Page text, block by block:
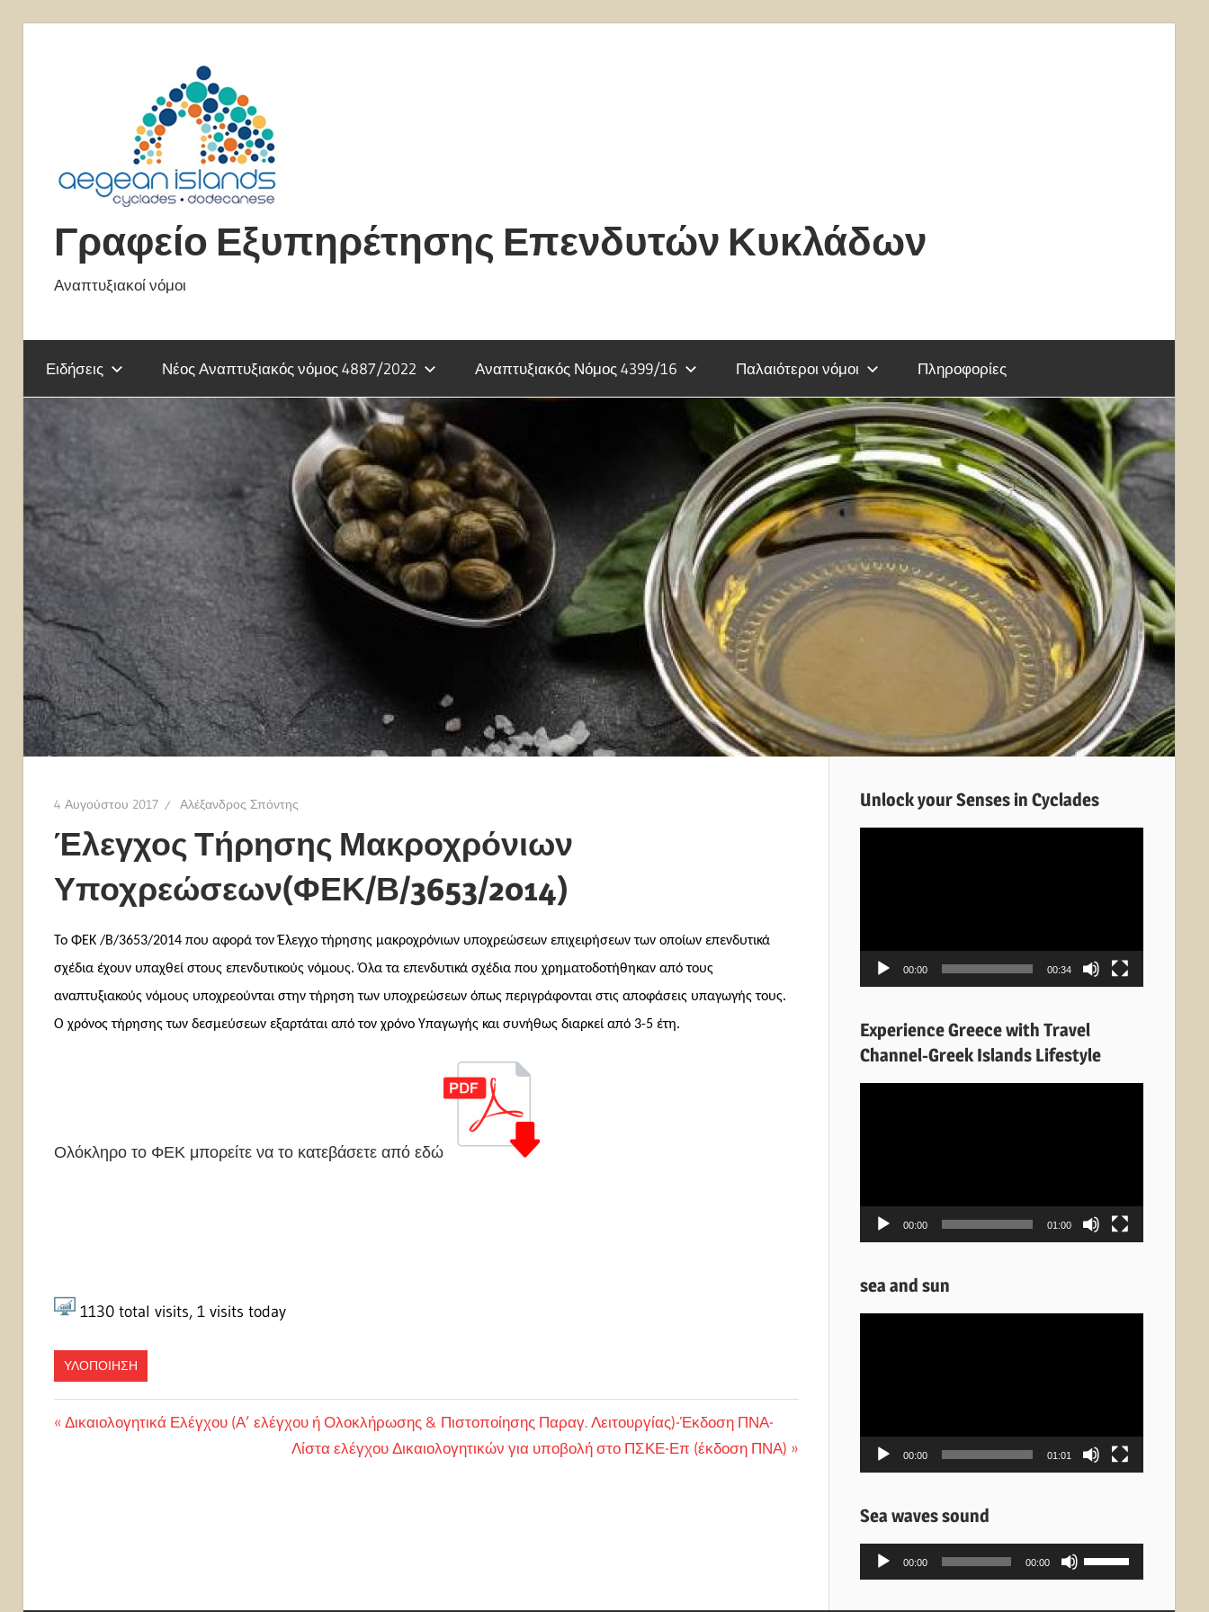
Γραφείο Εξυπηρέτησης Επενδυτών Κυκλάδων
Αναπτυξιακοί νόμοι
Ειδήσεις Νέος Αναπτυξιακός νόμος 4887/2022 Αναπτυξιακός Νόμος 4399/16 Παλαιότεροι νόμοι Πληροφορίες
4 Αυγούστου 2017 Αλέξανδρος Σπόντης
Έλεγχος Τήρησης Μακροχρόνιων
Υποχρεώσεων(ΦΕΚ/Β/3653/2014)
Το ΦΕΚ /Β/3653/2014 που αφορά τον Έλεγχο τήρησης μακροχρόνιων υποχρεώσεων επιχειρήσεων των οποίων επενδυτικά
σχέδια έχουν υπαχθεί στους επενδυτικούς νόμους. Όλα τα επενδυτικά σχέδια που χρηματοδοτήθηκαν από τους
αναπτυξιακούς νόμους υποχρεούνται στην τήρηση των υποχρεώσεων όπως περιγράφονται στις αποφάσεις υπαγωγής τους.
Ο χρόνος τήρησης των δεσμεύσεων εξαρτάται από τον χρόνο Υπαγωγής και συνήθως διαρκεί από 3-5 έτη.
Ολόκληρο το ΦΕΚ μπορείτε να το κατεβάσετε από εδώ
1130 total visits, 1 visits today
ΥΛΟΠΟΙΗΣΗ
Πλοήγηση
Previous
Δικαιολογητικά Ελέγχου (Α’ ελέγχου ή Ολοκλήρωσης & Πιστοποίησης Παραγ. Λειτουργίας)-Έκδοση ΠΝΑ-
Next
Λίστα ελέγχου Δικαιολογητικών για υποβολή στο ΠΣΚΕ-Επ (έκδοση ΠΝΑ)
Unlock your Senses in Cyclades
00:00 00:34
Experience Greece with Travel
Channel-Greek Islands Lifestyle
00:00 01:00
sea and sun
00:00 01:01
Sea waves sound
Πρόγραμμα
Αναπαραγωγής
Ήχου
00:00 00:00
Χρησιμοποιείστε
τα
πλήκτρα